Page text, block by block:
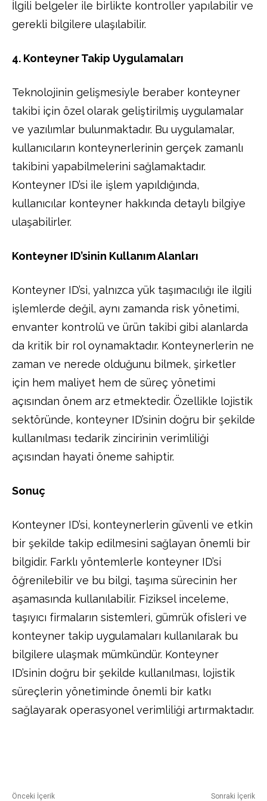
İlgili belgeler ile birlikte kontroller yapılabilir ve
gerekli bilgilere ulaşılabilir.
4. Konteyner Takip Uygulamaları
Teknolojinin gelişmesiyle beraber konteyner
takibi için özel olarak geliştirilmiş uygulamalar
ve yazılımlar bulunmaktadır. Bu uygulamalar,
kullanıcıların konteynerlerinin gerçek zamanlı
takibini yapabilmelerini sağlamaktadır.
Konteyner ID’si ile işlem yapıldığında,
kullanıcılar konteyner hakkında detaylı bilgiye
ulaşabilirler.
Konteyner ID’sinin Kullanım Alanları
Konteyner ID’si, yalnızca yük taşımacılığı ile ilgili
işlemlerde değil, aynı zamanda risk yönetimi,
envanter kontrolü ve ürün takibi gibi alanlarda
da kritik bir rol oynamaktadır. Konteynerlerin ne
zaman ve nerede olduğunu bilmek, şirketler
için hem maliyet hem de süreç yönetimi
açısından önem arz etmektedir. Özellikle lojistik
sektöründe, konteyner ID’sinin doğru bir şekilde
kullanılması tedarik zincirinin verimliliği
açısından hayati öneme sahiptir.
Sonuç
Konteyner ID’si, konteynerlerin güvenli ve etkin
bir şekilde takip edilmesini sağlayan önemli bir
bilgidir. Farklı yöntemlerle konteyner ID’si
öğrenilebilir ve bu bilgi, taşıma sürecinin her
aşamasında kullanılabilir. Fiziksel inceleme,
taşıyıcı firmaların sistemleri, gümrük ofisleri ve
konteyner takip uygulamaları kullanılarak bu
bilgilere ulaşmak mümkündür. Konteyner
ID’sinin doğru bir şekilde kullanılması, lojistik
süreçlerin yönetiminde önemli bir katkı
sağlayarak operasyonel verimliliği artırmaktadır.
Önceki İçerik Sonraki İçerik